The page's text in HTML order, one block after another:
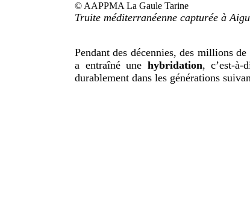
© AAPPMA La Gaule Tarine
Truite méditerranéenne capturée à
Pendant des décennies, des millions
a entraîné une hybridation,
durablement dans les générations